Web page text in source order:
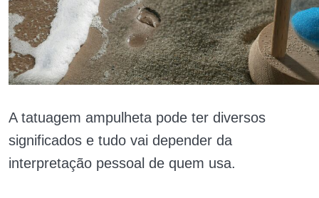
A tatuagem ampulheta pode ter diversos
significados e tudo vai depender da
interpretação pessoal de quem usa.